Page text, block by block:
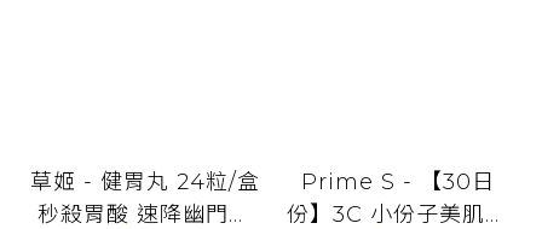
草姬 - 健胃丸 24粒/盒
秒殺胃酸 速降幽門菌
Prime S - 【30日
份】3C 小份子美肌膠